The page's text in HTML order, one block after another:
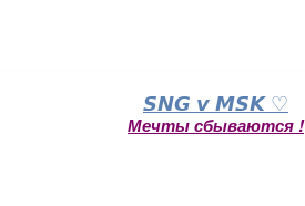
𝙎𝙉𝙂 𝙫 𝙈𝙎𝙆 ♡
Мечты сбываются !